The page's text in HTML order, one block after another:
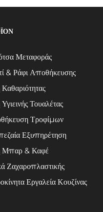
Μεταφοράς
& Ράφι Αποθήκευσης
Καθαριότητας
Τουαλέτας
Τροφίμων
Εξυπηρέτηση
Μπαρ & Καφέ
Ζαχαροπλαστικής
Εργαλεία Κουζίνας